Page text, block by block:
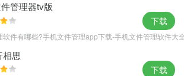
容，贴心专业的服务体系，智能高效的线上题
管理器tv版
软件有哪些?手机文件管理app下载-手机文件管理软件大
下载
相思
下载